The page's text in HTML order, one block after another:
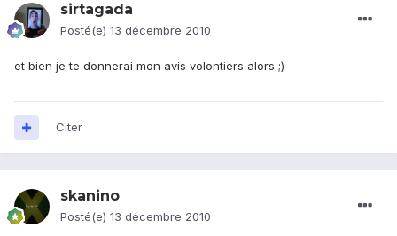
sirtagada
Posté(e) 13 décembre 2010
et bien je te donnerai mon avis volontiers alors ;)
Citer
skanino
Posté(e) 13 décembre 2010